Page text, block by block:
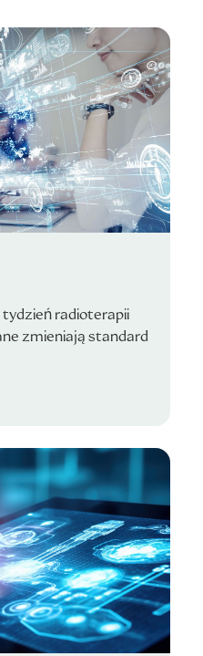
tydzień radioterapii
zmieniają standard